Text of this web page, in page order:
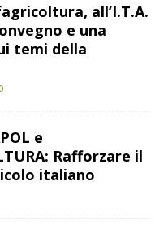
all’I.T.A.
e una
temi della
0
e
Rafforzare il
italiano